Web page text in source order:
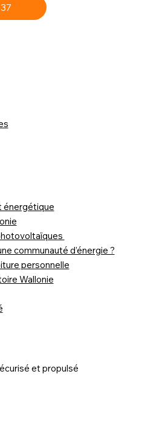
énergétique
communauté d’énergie ?
personnelle
Wallonie
et propulsé